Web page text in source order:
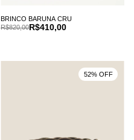
BRINCO BARUNA CRU
R$410,00
R$820,00
52% OFF